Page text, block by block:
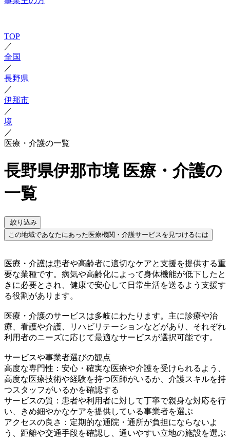
TOP
／
全国
／
長野県
／
伊那市
／
境
／
医療・介護の一覧
長野県伊那市境 医療・介護の
一覧
絞り込み
この地域であなたにあった医療機関・介護サービスを見つけるには
医療・介護は患者や高齢者に適切なケアと支援を提供する重
要な業種です。病気や高齢化によって身体機能が低下したと
きに必要とされ、健康で安心して日常生活を送るよう支援す
る役割があります。
医療・介護のサービスは多岐にわたります。主に診療や治
療、看護や介護、リハビリテーションなどがあり、それぞれ
利用者のニーズに応じて最適なサービスが選択可能です。
サービスや事業者選びの観点
高度な専門性：安心・確実な医療や介護を受けられるよう、
高度な医療技術や経験を持つ医師がいるか、介護スキルを持
つスタッフがいるかを確認する
サービスの質：患者や利用者に対して丁寧で親身な対応を行
い、きめ細やかなケアを提供している事業者を選ぶ
アクセスの良さ：定期的な通院・通所が負担にならないよ
う、距離や交通手段を確認し、通いやすい立地の施設を選ぶ